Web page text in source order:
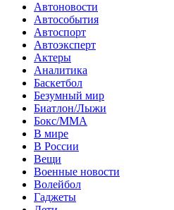
Автоновости
Автособытия
Автоспорт
Автоэксперт
Актеры
Аналитика
Баскетбол
Безумный мир
Биатлон/Лыжи
Бокс/MMA
В мире
В России
Вещи
Военные новости
Волейбол
Гаджеты